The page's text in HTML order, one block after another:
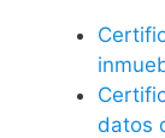
datos